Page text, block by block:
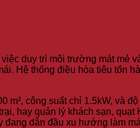
duy trì môi trường mát mẻ
Hệ thống điều hòa tiêu tốn
công suất chỉ 1.5kW, và
hay quản lý khách sạn,
dẫn đầu xu hướng làm